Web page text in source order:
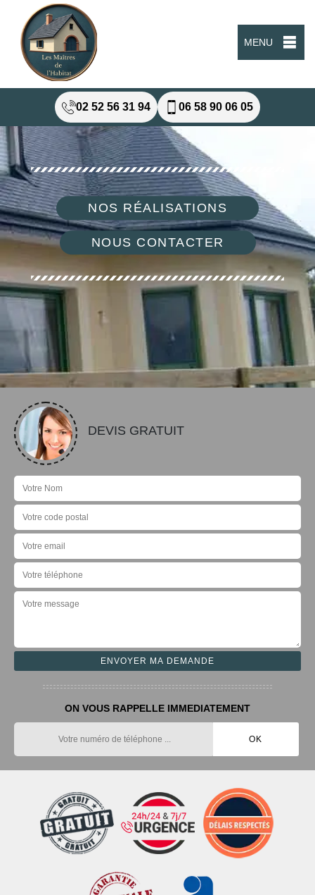
MENU
02 52 56 31 94 06 58 90 06 05
NOS RÉALISATIONS
NOUS CONTACTER
DEVIS GRATUIT
ON VOUS RAPPELLE IMMEDIATEMENT